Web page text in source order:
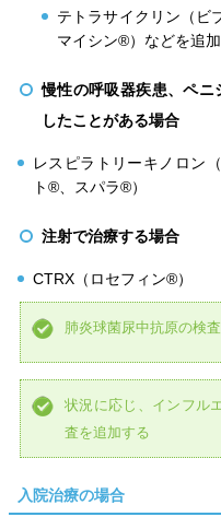
テトラサイクリン（ビ
マイシン®）などを追
慢性の呼吸器疾患、ペニ
したことがある場合
レスピラトリーキノロン
ト®、スパラ®）
注射で治療する場合
CTRX（ロセフィン®）
肺炎球菌尿中抗原の検
状況に応じ、インフル
査を追加する
入院治療の場合